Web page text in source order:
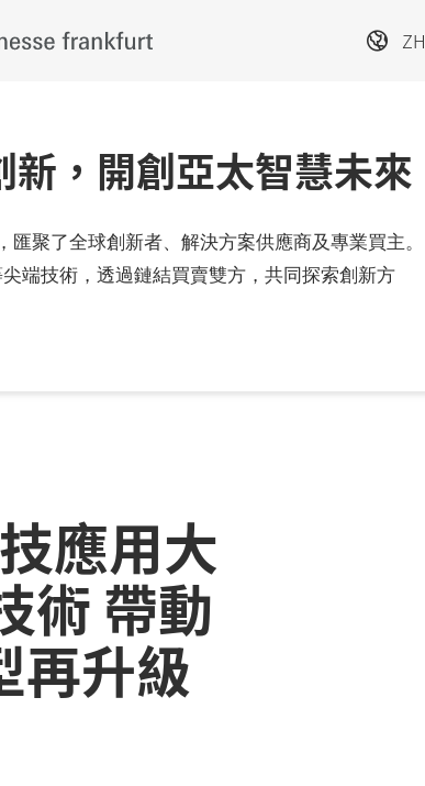
ZH
，開創亞太智慧未來
聚了全球創新者、解決方案供應商及專業買主。
端技術，透過鏈結買賣雙方，共同探索創新方
應用大
術 帶動
再升級